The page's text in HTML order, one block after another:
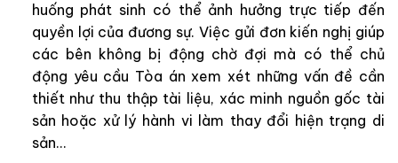
huống phát sinh có thể ảnh hưởng trực tiếp đến
quyền lợi của đương sự. Việc gửi đơn kiến nghị giúp
các bên không bị động chờ đợi mà có thể chủ
động yêu cầu Tòa án xem xét những vấn đề cần
thiết như thu thập tài liệu, xác minh nguồn gốc tài
sản hoặc xử lý hành vi làm thay đổi hiện trạng di
sản…